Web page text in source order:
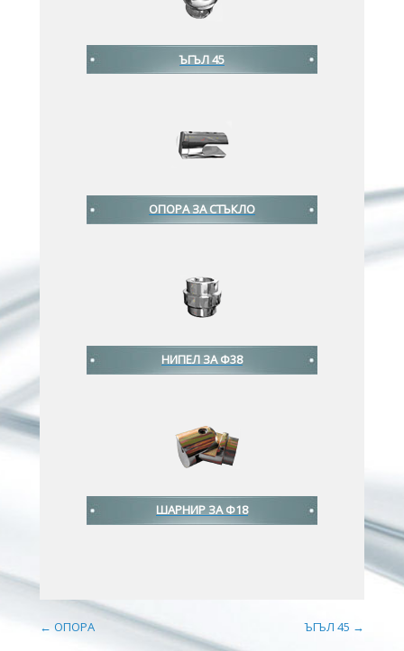
ЪГЪЛ 45
ОПОРА ЗА СТЪКЛО
НИПЕЛ ЗА Ф38
ШАРНИР ЗА Ф18
Post navigation
← ОПОРА ЪГЪЛ 45 →